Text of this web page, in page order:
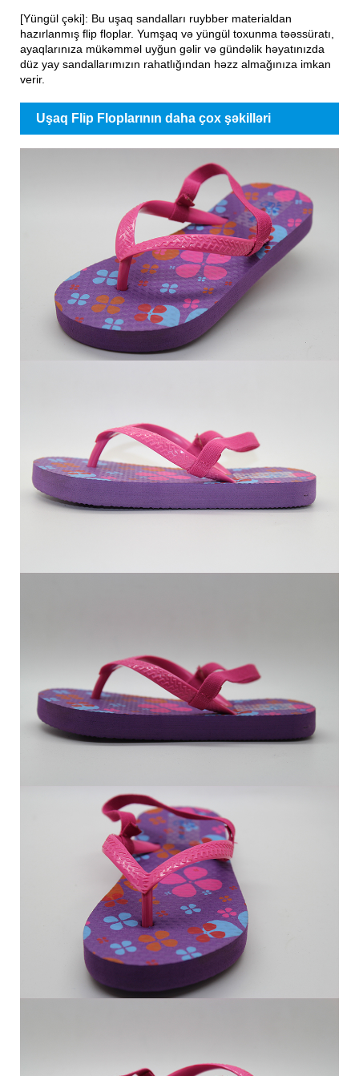
[Yüngül çəki]: Bu uşaq sandalları ruybber materialdan
hazırlanmış flip floplar. Yumşaq və yüngül toxunma təəssüratı,
ayaqlarınıza mükəmməl uyğun gəlir və gündəlik həyatınızda
düz yay sandallarımızın rahatlığından həzz almağınıza imkan
verir.
Uşaq Flip Floplarının daha çox şəkilləri